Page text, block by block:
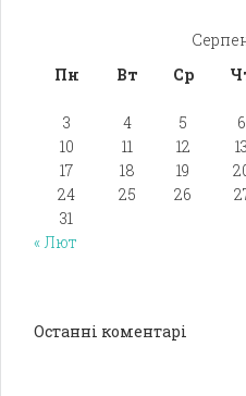
Пн
Вт Ср
3
4 5 6
10
11 12 13
17
18 19
24
25 26
31
« Лют
Останні коментарі